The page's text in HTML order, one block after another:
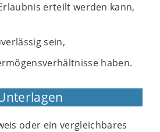
erteilt werden kann,
sein,
haben.
oder ein vergleichbares